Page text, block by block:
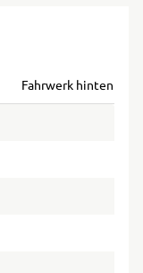
Fahrwerk hinten